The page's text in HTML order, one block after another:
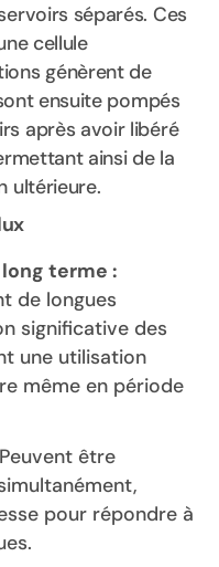
séparés. Ces
cellule
génèrent de
ensuite pompés
après avoir libéré
ainsi de la
ultérieure.
terme :
de longues
significative des
une utilisation
même en période
Peuvent être
pour répondre à